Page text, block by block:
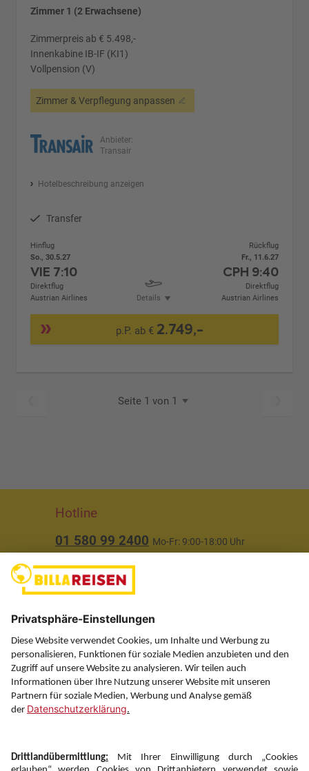
Zimmer 1 (2 Erwachsene)
Zimmerpreis ab € 5.498,-
Innenkabine IB-IF (KI1)
Vollpension (V)
Zimmer & Verpflegung anpassen
Anbieter:
Transair
Hotelbeschreibung anzeigen
Transfer
Hinflug
So., 30.5.27
VIE 7:10
Direktflug
Austrian Airlines
Details
Rückflug
Fr., 11.6.27
CPH 9:40
Direktflug
Austrian Airlines
p.P. ab € 2.749,-
Seite 1 von 1
Hotline
01 580 99 2400 Mo-Fr: 9:00-18:00 Uhr
Über uns
Service
Information
Folgen Sie uns auf
Newsletter: